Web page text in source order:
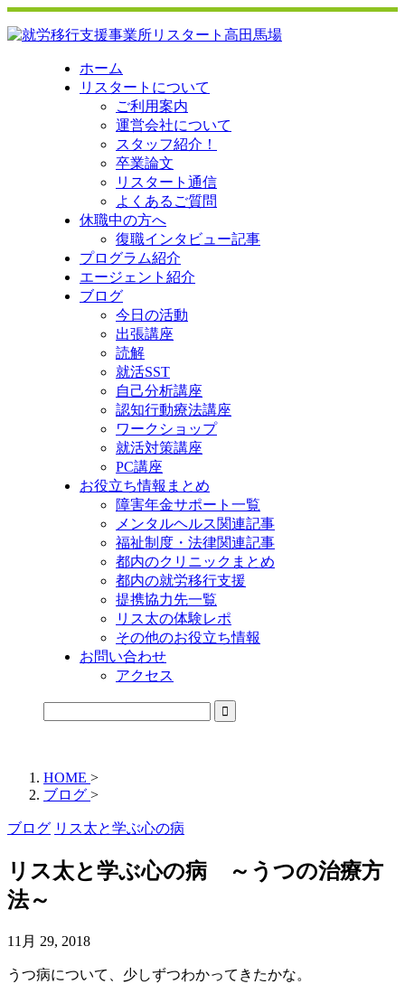
ホーム
リスタートについて
ご利用案内
運営会社について
スタッフ紹介！
卒業論文
リスタート通信
よくあるご質問
休職中の方へ
復職インタビュー記事
プログラム紹介
エージェント紹介
ブログ
今日の活動
出張講座
読解
就活SST
自己分析講座
認知行動療法講座
ワークショップ
就活対策講座
PC講座
お役立ち情報まとめ
障害年金サポート一覧
メンタルヘルス関連記事
福祉制度・法律関連記事
都内のクリニックまとめ
都内の就労移行支援
提携協力先一覧
リス太の体験レポ
その他のお役立ち情報
お問い合わせ
アクセス
HOME >
ブログ >
ブログ リス太と学ぶ心の病
リス太と学ぶ心の病 ～うつの治療方
法～
11月 29, 2018
うつ病について、少しずつわかってきたかな。